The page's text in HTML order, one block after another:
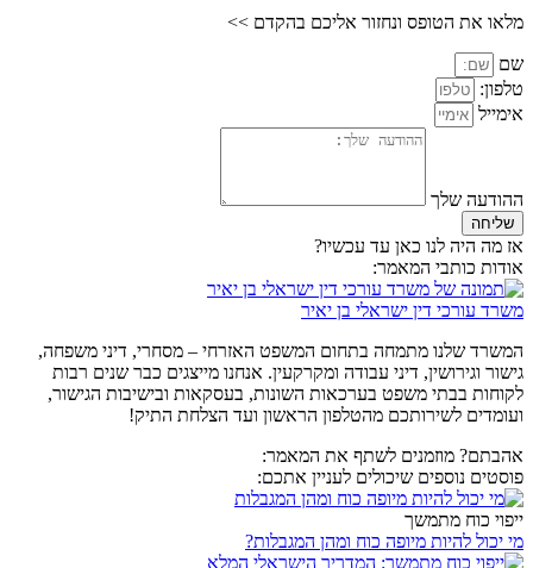
מלאו את הטופס ונחזור אליכם בהקדם >>
שם
טלפון:
אימייל
ההודעה שלך
שליחה
אז מה היה לנו כאן עד עכשיו?
אודות כותבי המאמר:
משרד עורכי דין ישראלי בן יאיר
המשרד שלנו מתמחה בתחום המשפט האזרחי – מסחרי, דיני משפחה,
גישור וגירושין, דיני עבודה ומקרקעין. אנחנו מייצגים כבר שנים רבות
לקוחות בבתי משפט בערכאות השונות, בעסקאות ובישיבות הגישור,
ועומדים לשירותכם מהטלפון הראשון ועד הצלחת התיק!
אהבתם? מוזמנים לשתף את המאמר:
פוסטים נוספים שיכולים לעניין אתכם:
ייפוי כוח מתמשך
מי יכול להיות מיופה כוח ומהן המגבלות?